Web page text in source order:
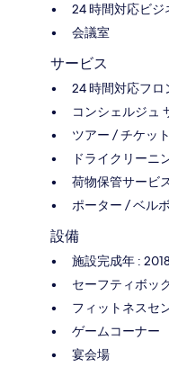
24 時間対応ビジ
会議室
サービス
24 時間対応フロ
コンシェルジュ
ツアー / チケッ
ドライクリーニ
荷物保管サービ
ポーター / ベル
設備
施設完成年 :
セーフティボッ
フィットネスセ
ゲームコーナー
宴会場